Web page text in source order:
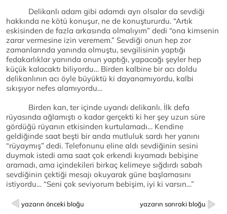
Delikanlı adam gibi adamdı ayrı olsalar da sevdiği
hakkında ne kötü konuşur, ne de konuştururdu. “Artık
eskisinden de fazla arkasında olmalıyım” dedi “ona kimsenin
zarar vermesine izin veremem.” Sevdiği onun hep zor
zamanlarında yanında olmuştu, sevgilisinin yaptığı
fedakarlıklar yanında onun yaptığı, yapacağı şeyler hep
küçük kalacaktı biliyordu… Birden kalbine bir acı doldu
delikanlının acı öyle büyüktü ki dayanamıyordu, kalbi
sıkışıyor nefes alamıyordu…
Birden kan, ter içinde uyandı delikanlı. İlk defa
rüyasında ağlamıştı o kadar gerçekti ki her şey uzun süre
gördüğü rüyanın etkisinden kurtulamadı… Kendine
geldiğinde saat beşti bir anda mutluluk sardı her yanını
“rüyaymış” dedi. Telefonunu eline aldı sevdiğinin sesini
duymak istedi ama saat çok erkendi kıyamadı bebişine
aramadı, ama içindekileri birkaç kelimeye sığdırdı sabah
sevdiğinin çektiği mesajı okuyarak güne başlamasını
istiyordu… “Seni çok seviyorum bebişim, iyi ki varsın…”
yazarın önceki bloğu yazarın sonraki bloğu